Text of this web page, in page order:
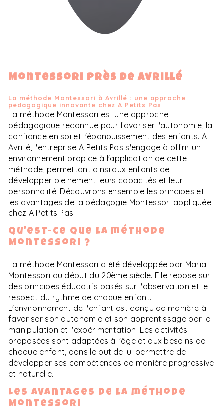
Montessori près de Avrillé
La méthode Montessori à Avrillé : une approche
pédagogique innovante chez A Petits Pas
La méthode Montessori est une approche
pédagogique reconnue pour favoriser l'autonomie, la
confiance en soi et l'épanouissement des enfants. A
Avrillé, l'entreprise A Petits Pas s'engage à offrir un
environnement propice à l'application de cette
méthode, permettant ainsi aux enfants de
développer pleinement leurs capacités et leur
personnalité. Découvrons ensemble les principes et
les avantages de la pédagogie Montessori appliquée
chez A Petits Pas.
Qu'est-ce que la méthode
Montessori ?
La méthode Montessori a été développée par Maria
Montessori au début du 20ème siècle. Elle repose sur
des principes éducatifs basés sur l'observation et le
respect du rythme de chaque enfant.
L'environnement de l'enfant est conçu de manière à
favoriser son autonomie et son apprentissage par la
manipulation et l'expérimentation. Les activités
proposées sont adaptées à l'âge et aux besoins de
chaque enfant, dans le but de lui permettre de
développer ses compétences de manière progressive
et naturelle.
Les avantages de la méthode
Montessori